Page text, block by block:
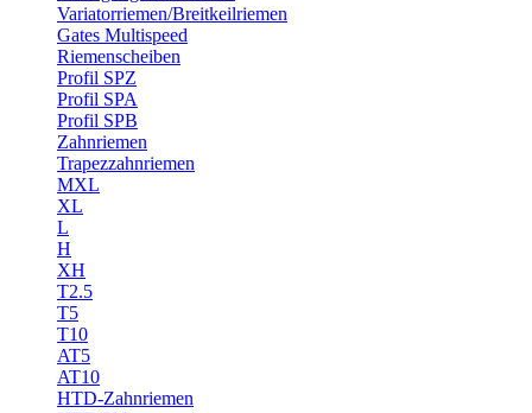
Variatorriemen/Breitkeilriemen
Gates Multispeed
Riemenscheiben
Profil SPZ
Profil SPA
Profil SPB
Zahnriemen
Trapezzahnriemen
MXL
XL
L
H
XH
T2.5
T5
T10
AT5
AT10
HTD-Zahnriemen